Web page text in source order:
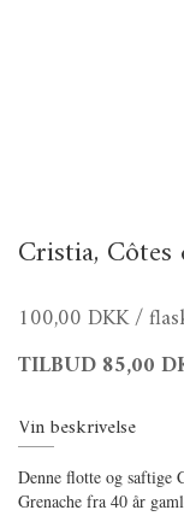
Cristia,
100,00 DKK/
TILBUD85,00
Vin beskrivelse
Denne flotte og saftige
Grenache fra 40 år